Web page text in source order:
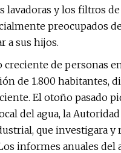
lavadoras y los filtros
preocupados
a sus hijos.
creciente de personas
de 1.800 habitantes,
El otoño pasado
del agua, la
que investigara y
informes anuales del